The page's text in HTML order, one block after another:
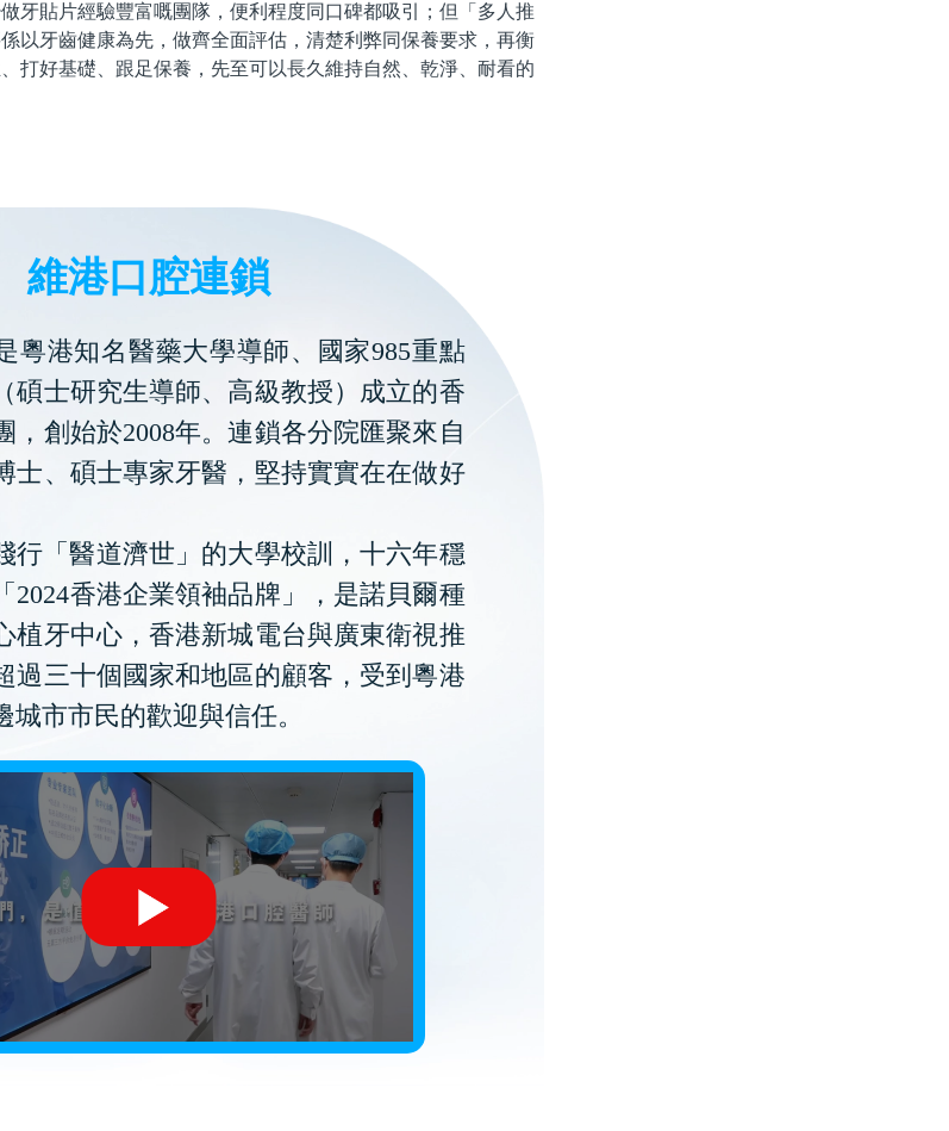
貼片經驗豐富嘅團隊，便利程度同口碑都吸引；但「多人推
以牙齒健康為先，做齊全面評估，清楚利弊同保養要求，再衡
打好基礎、跟足保養，先至可以長久維持自然、乾淨、耐看的
維港口腔連鎖
粵港知名醫藥大學導師、國家985重點
碩士研究生導師、高級教授）成立的香
，創始於2008年。連鎖各分院匯聚來自
士、碩士專家牙醫，堅持實實在在做好
行「醫道濟世」的大學校訓，十六年穩
2024香港企業領袖品牌」，是諾貝爾種
植牙中心，香港新城電台與廣東衛視推
過三十個國家和地區的顧客，受到粵港
城市市民的歡迎與信任。